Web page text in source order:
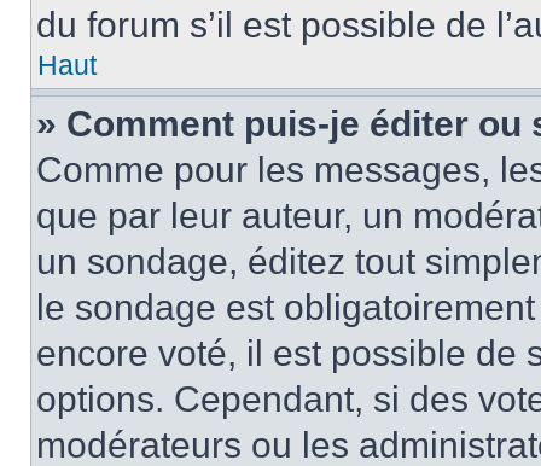
du forum s’il est possible de
Haut
» Comment puis-je éditer ou
Comme pour les messages,
que par leur auteur, un
un sondage, éditez tout
le sondage est
encore voté, il est possible de
options. Cependant, si des
modérateurs ou les